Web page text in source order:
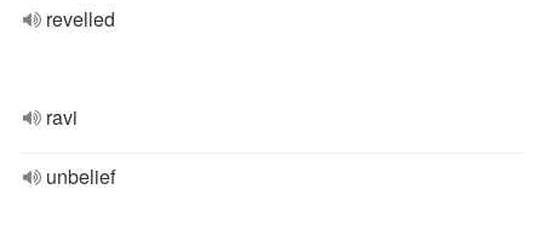
revelled
ravi
unbelief